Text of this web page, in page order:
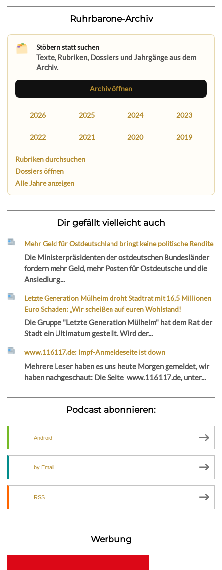
Ruhrbarone-Archiv
Stöbern statt suchen
Texte, Rubriken, Dossiers und Jahrgänge aus dem
Archiv.
Archiv öffnen
2026 2025 2024 2023
2022 2021 2020 2019
Rubriken durchsuchen
Dossiers öffnen
Alle Jahre anzeigen
Dir gefällt vielleicht auch
Mehr Geld für Ostdeutschland bringt keine politische Rendite
Die Ministerpräsidenten der ostdeutschen Bundesländer
fordern mehr Geld, mehr Posten für Ostdeutsche und die
Ansiedlung...
Letzte Generation Mülheim droht Stadtrat mit 16,5 Millionen
Euro Schaden: „Wir scheißen auf euren Wohlstand!
Die Gruppe "Letzte Generation Mülheim" hat dem Rat der
Stadt ein Ultimatum gestellt. Wird der...
www.116117.de: Impf-Anmeldeseite ist down
Mehrere Leser haben es uns heute Morgen gemeldet, wir
haben nachgeschaut: Die Seite www.116117.de, unter...
Podcast abonnieren:
Android
by Email
RSS
Werbung